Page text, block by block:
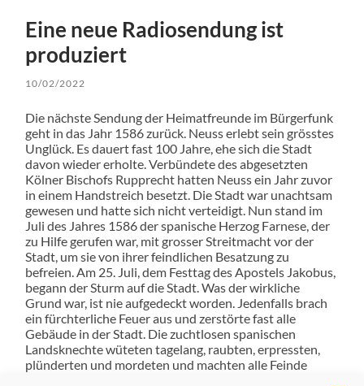
Eine neue Radiosendung ist
produziert
10/02/2022
Die nächste Sendung der Heimatfreunde im Bürgerfunk
geht in das Jahr 1586 zurück. Neuss erlebt sein grösstes
Unglück. Es dauert fast 100 Jahre, ehe sich die Stadt
davon wieder erholte. Verbündete des abgesetzten
Kölner Bischofs Rupprecht hatten Neuss ein Jahr zuvor
in einem Handstreich besetzt. Die Stadt war unachtsam
gewesen und hatte sich nicht verteidigt. Nun stand im
Juli des Jahres 1586 der spanische Herzog Farnese, der
zu Hilfe gerufen war, mit grosser Streitmacht vor der
Stadt, um sie von ihrer feindlichen Besatzung zu
befreien. Am 25. Juli, dem Festtag des Apostels Jakobus,
begann der Sturm auf die Stadt. Was der wirkliche
Grund war, ist nie aufgedeckt worden. Jedenfalls brach
ein fürchterliche Feuer aus und zerstörte fast alle
Gebäude in der Stadt. Die zuchtlosen spanischen
Landsknechte wüteten tagelang, raubten, erpressten,
plünderten und mordeten und machten alle Feinde